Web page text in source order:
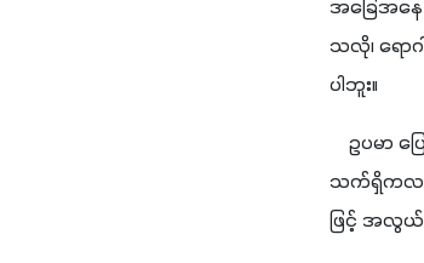
အခြေအနေ
သလို၊ ရော
ပါဘူး။
ဥပမာ ပ
သက်ရှိကလည်း ရှိနေမယ်၊ ပတ်ဝ
ဖြင့် အလွယ်